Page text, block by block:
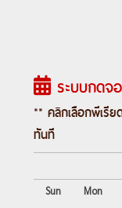
Day 4 :อิสระ
OPTIONAL
เขานางฟ้า
Day 5 :
รถเมล์ทะลุตึ
RING MALL-
ระบบกดจ
** คลิกเลือกพีเรี
ทันที
Sun Mon